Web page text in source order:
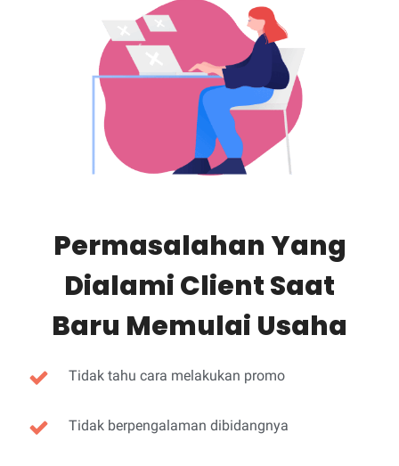
Permasalahan Yang
Dialami Client Saat
Baru Memulai Usaha
Tidak tahu cara melakukan promo
Tidak berpengalaman dibidangnya